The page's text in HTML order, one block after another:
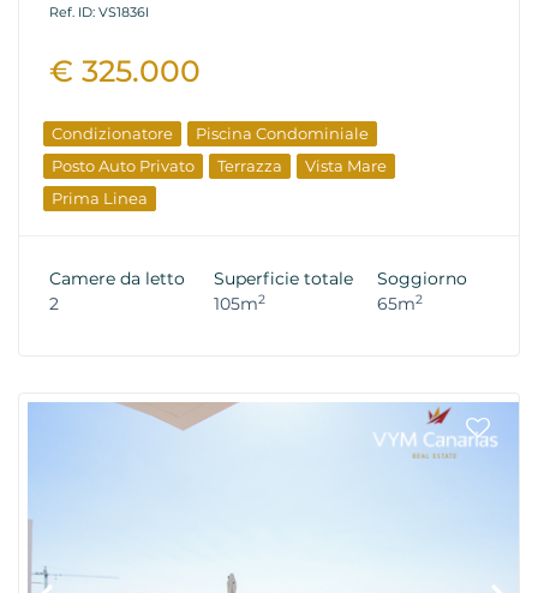
Ref. ID: VS1836I
€ 325.000
Condizionatore
Piscina Condominiale
Posto Auto Privato
Terrazza
Vista Mare
Prima Linea
Camere da letto
2
Superficie totale
105m2
Soggiorno
65m2